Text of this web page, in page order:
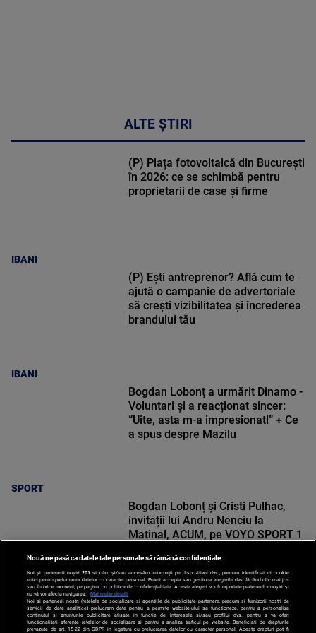
ALTE ȘTIRI
IBANI
(P) Piața fotovoltaică din București
în 2026: ce se schimbă pentru
proprietarii de case și firme
IBANI
(P) Ești antreprenor? Află cum te
ajută o campanie de advertoriale
să crești vizibilitatea și încrederea
brandului tău
SPORT
Bogdan Lobonț a urmărit Dinamo -
Voluntari și a reacționat sincer:
”Uite, asta m-a impresionat!” + Ce
a spus despre Mazilu
SPORT
Bogdan Lobonț și Cristi Pulhac,
invitații lui Andru Nenciu la
Matinal, ACUM, pe VOYO SPORT 1
Nouă ne pasă ca datele tale personale să rămână confidențiale
Noi și partenerii noștri 201 stocăm și/sau accesăm informații pe dispozitivul dvs., precum identificatorii cookie
unici pentru prelucrarea datelor cu caracter personal. Puteți accepta sau gestiona alegerile dvs. făcând clic mai jos
sau în orice moment, pe pagina cu politica de confidențialitate. Aceste alegeri vor fi raportate partenerilor noștri și
nu vă vor afecta navigarea.
Mai multe detalii
Noi si partenerii nostri (retelele de socializare si agentiile de publicitate partenere, precum si furnizorii nostri de
servicii de date analitice) prelucram date pentru a permite website-ului sa functioneze, pentru a personaliza
continutul si anunturile publicitare afisate in functie de interesele si/sau profilul dvs., pentru a va oferi
functionalitati aferente retelelor de socializare si pentru a analiza traficul pe website. Beneficiati de drepturile
prevazute de art. 15-22 din GDPR in legatura cu prelucrarea datelor cu caracter personal. Aceste drepturi pot fi